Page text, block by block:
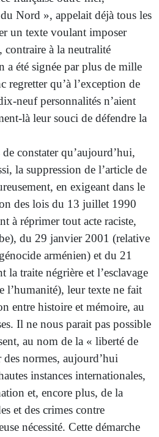
Nord », appelait déjà tous les
un texte voulant imposer
à la neutralité
a été signée par plus de mille
regretter qu’à l’exception de
neuf personnalités n’aient
là leur souci de défendre la
constater qu’aujourd’hui,
la suppression de l’article de
en exigeant dans le
des lois du 13 juillet 1990
à réprimer tout acte raciste,
du 29 janvier 2001 (relative
arménien) et du 21
la traite négrière et l’esclavage
l’humanité), leur texte ne fait
entre histoire et mémoire, au
Il ne nous parait pas possible
au nom de la « liberté de
normes, aujourd’hui
instances internationales,
et, encore plus, de la
et des crimes contre
nécessité. Cette démarche